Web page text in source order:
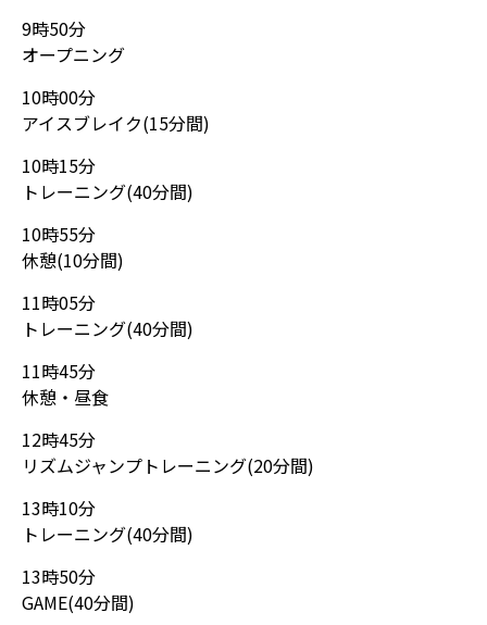
9時50分
オープニング
10時00分
アイスブレイク(15分間)
10時15分
トレーニング(40分間)
10時55分
休憩(10分間)
11時05分
トレーニング(40分間)
11時45分
休憩・昼食
12時45分
リズムジャンプトレーニング(20分間)
13時10分
トレーニング(40分間)
13時50分
GAME(40分間)